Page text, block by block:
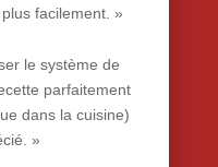
facilement. »
le système de
parfaitement
dans la cuisine)
. »